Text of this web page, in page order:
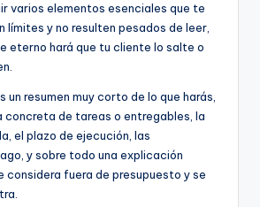
varios elementos esenciales que te
límites y no resulten pesados de leer,
eterno hará que tu cliente lo salte o
un resumen muy corto de lo que harás,
concreta de tareas o entregables, la
el plazo de ejecución, las
y sobre todo una explicación
considera fuera de presupuesto y se